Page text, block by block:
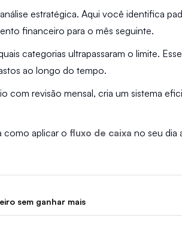
estratégica. Aqui você identifica
financeiro para o mês seguinte.
categorias ultrapassaram o limite.
ao longo do tempo.
com revisão mensal, cria um sistema
como aplicar o fluxo de caixa no seu dia
sem ganhar mais